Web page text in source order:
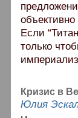
Если
только
Кризис в
Юлия